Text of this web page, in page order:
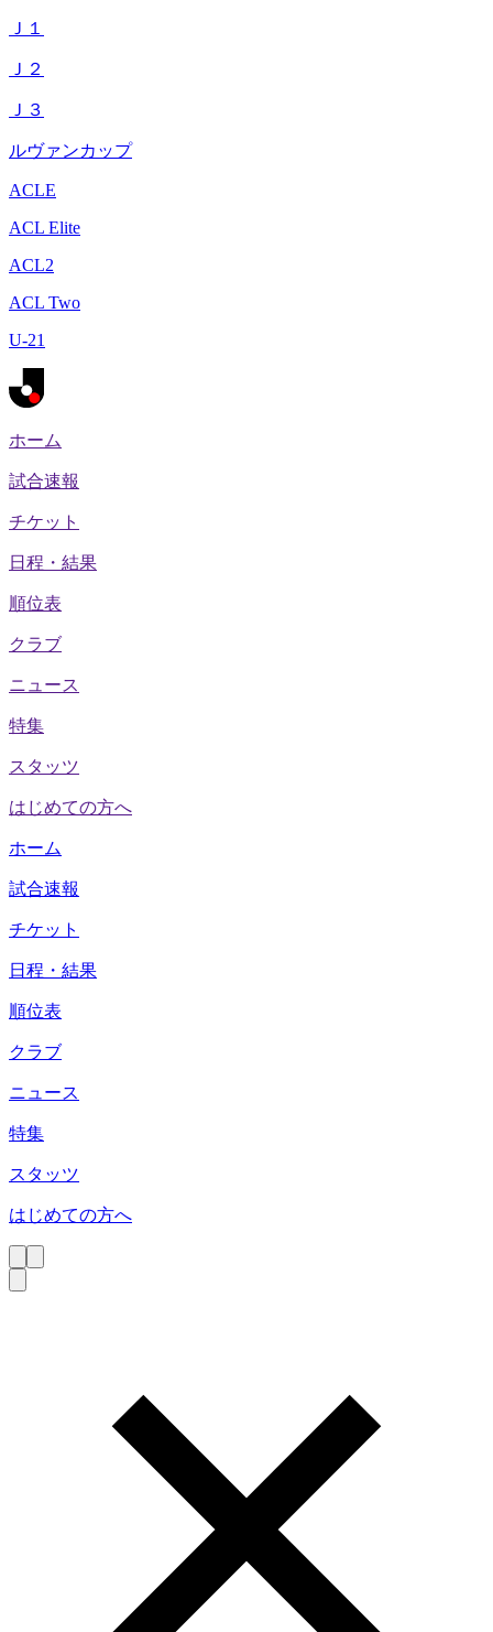
Ｊ１
Ｊ２
Ｊ３
ルヴァンカップ
ACLE
ACL Elite
ACL2
ACL Two
U-21
ホーム
試合速報
チケット
日程・結果
順位表
クラブ
ニュース
特集
スタッツ
はじめての方へ
ホーム
試合速報
チケット
日程・結果
順位表
クラブ
ニュース
特集
スタッツ
はじめての方へ